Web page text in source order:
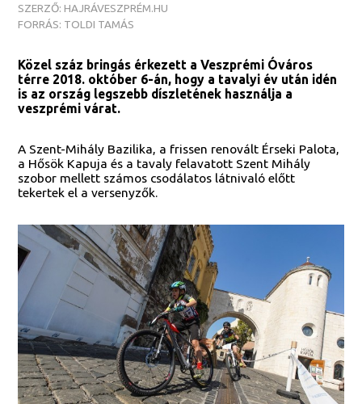
SZERZŐ: HAJRÁVESZPRÉM.HU
FORRÁS: TOLDI TAMÁS
Közel száz bringás érkezett a Veszprémi Óváros
térre 2018. október 6-án, hogy a tavalyi év után idén
is az ország legszebb díszletének használja a
veszprémi várat.
A Szent-Mihály Bazilika, a frissen renovált Érseki Palota,
a Hősök Kapuja és a tavaly felavatott Szent Mihály
szobor mellett számos csodálatos látnivaló előtt
tekertek el a versenyzők.